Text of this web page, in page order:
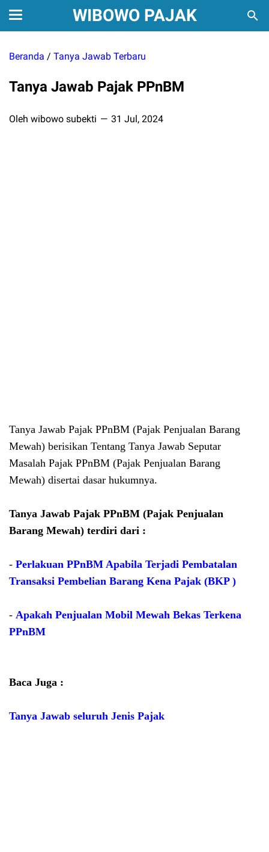
WIBOWO PAJAK
Beranda / Tanya Jawab Terbaru
Tanya Jawab Pajak PPnBM
Oleh wibowo subekti 31 Jul, 2024
Tanya Jawab Pajak PPnBM (Pajak Penjualan Barang
Mewah) berisikan Tentang Tanya Jawab Seputar
Masalah Pajak PPnBM (Pajak Penjualan Barang
Mewah) disertai dasar hukumnya.
Tanya Jawab Pajak PPnBM (Pajak Penjualan
Barang Mewah) terdiri dari :
- Perlakuan PPnBM Apabila Terjadi Pembatalan
Transaksi Pembelian Barang Kena Pajak (BKP )
- Apakah Penjualan Mobil Mewah Bekas Terkena
PPnBM
Baca Juga :
Tanya Jawab seluruh Jenis Pajak